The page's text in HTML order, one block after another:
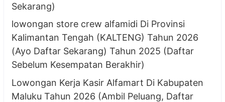
Sekarang)
lowongan store crew alfamidi Di Provinsi
Kalimantan Tengah (KALTENG) Tahun 2026
(Ayo Daftar Sekarang) Tahun 2025 (Daftar
Sebelum Kesempatan Berakhir)
Lowongan Kerja Kasir Alfamart Di Kabupaten
Maluku Tahun 2026 (Ambil Peluang, Daftar